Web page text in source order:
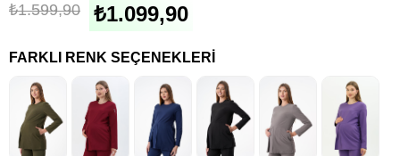
₺1.599,90 ₺1.099,90
FARKLI RENK SEÇENEKLERI